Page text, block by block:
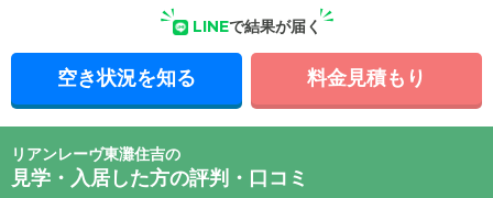
LINEで結果が届く
空き状況を知る 料金見積もり
リアンレーヴ東灘住吉の
見学・入居した方の評判・口コミ